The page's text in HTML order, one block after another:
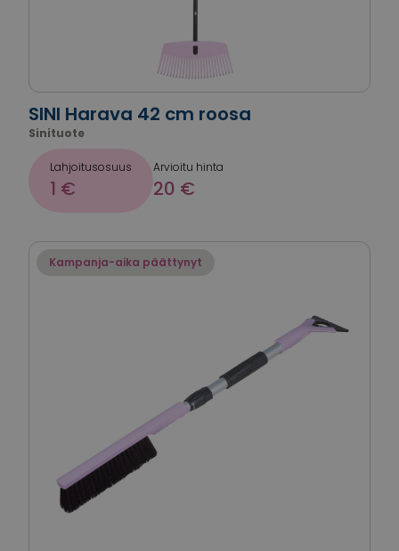
SINI Harava 42 cm roosa
Sinituote
Lahjoitusosuus
1 €
Arvioitu hinta
20 €
Kampanja-aika päättynyt